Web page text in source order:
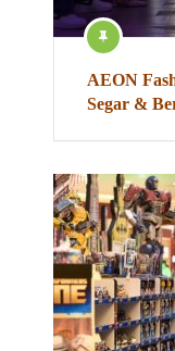
AEON
Segar &